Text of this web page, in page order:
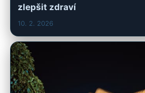
zlepšit zdraví
10. 2. 2026